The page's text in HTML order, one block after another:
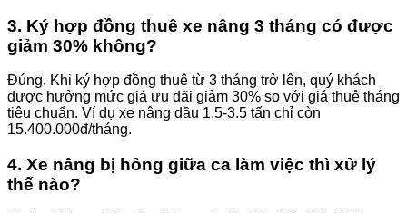
3. Ký hợp đồng thuê xe nâng 3 tháng có được
giảm 30% không?
Đúng. Khi ký hợp đồng thuê từ 3 tháng trở lên, quý khách
được hưởng mức giá ưu đãi giảm 30% so với giá thuê tháng
tiêu chuẩn. Ví dụ xe nâng dầu 1.5-3.5 tấn chỉ còn
15.400.000đ/tháng.
4. Xe nâng bị hỏng giữa ca làm việc thì xử lý
thế nào?